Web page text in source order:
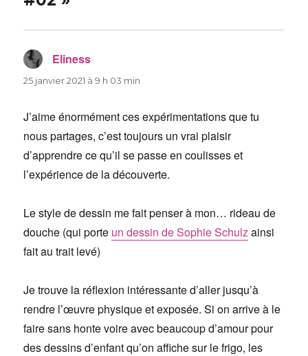
Eliness
25 janvier 2021 à 9 h 03 min
J’aime énormément ces expérimentations que tu
nous partages, c’est toujours un vrai plaisir
d’apprendre ce qu’il se passe en coulisses et
l’expérience de la découverte.
Le style de dessin me fait penser à mon… rideau de
douche (qui porte un dessin de Sophie Schulz ainsi
fait au trait levé)
Je trouve la réflexion intéressante d’aller jusqu’à
rendre l’œuvre physique et exposée. Si on arrive à le
faire sans honte voire avec beaucoup d’amour pour
des dessins d’enfant qu’on affiche sur le frigo, les